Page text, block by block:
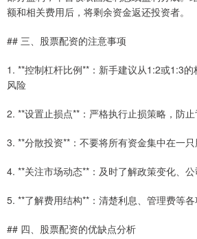
额和相关费用后，将剩余资金返还投资者。
## 三、股票配资的注意事项
1. **控制杠杆比例**：新手建议从1:2或1:3
风险
2. **设置止损点**：严格执行止损策略，防
3. **分散投资**：不要将所有资金集中在一只
4. **关注市场动态**：及时了解政策变化、
5. **了解费用结构**：清楚利息、管理费等
## 四、股票配资的优缺点分析